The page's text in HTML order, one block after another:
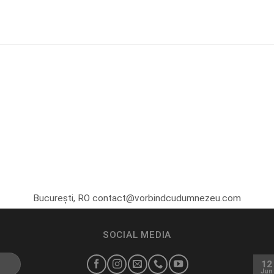
București, RO contact@vorbindcudumnezeu.com
SOCIAL MEDIA
12
Jun